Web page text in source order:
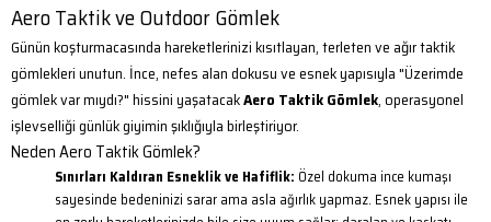
Aero Taktik ve Outdoor Gömlek
Günün koşturmacasında hareketlerinizi kısıtlayan, terleten ve ağır taktik
gömlekleri unutun. İnce, nefes alan dokusu ve esnek yapısıyla "Üzerimde
gömlek var mıydı?" hissini yaşatacakAero Taktik Gömlek, operasyonel
işlevselliği günlük giyimin şıklığıyla birleştiriyor.
Neden Aero Taktik Gömlek?
Sınırları Kaldıran Esneklik ve Hafiflik: Özel dokuma ince kumaşı
sayesinde bedeninizi sarar ama asla ağırlık yapmaz. Esnek yapısı ile